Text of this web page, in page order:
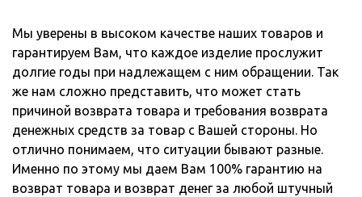
Мы уверены в высоком качестве наших товаров и
гарантируем Вам, что каждое изделие прослужит
долгие годы при надлежащем с ним обращении. Так
же нам сложно представить, что может стать
причиной возврата товара и требования возврата
денежных средств за товар с Вашей стороны. Но
отлично понимаем, что ситуации бывают разные.
Именно по этому мы даем Вам 100% гарантию на
возврат товара и возврат денег за любой штучный